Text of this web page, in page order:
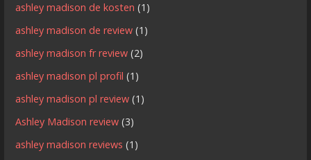
ashley madison de kosten (1)
ashley madison de review (1)
ashley madison fr review (2)
ashley madison pl profil (1)
ashley madison pl review (1)
Ashley Madison review (3)
ashley madison reviews (1)